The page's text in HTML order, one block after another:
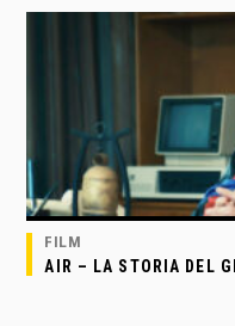
FILM
AIR – LA STORIA DEL